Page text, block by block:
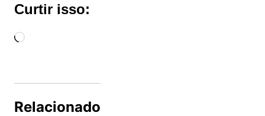
Curtir isso:
Carregando...
Relacionado